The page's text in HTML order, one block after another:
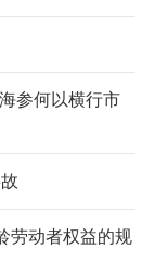
参何以横行市
劳动者权益的规